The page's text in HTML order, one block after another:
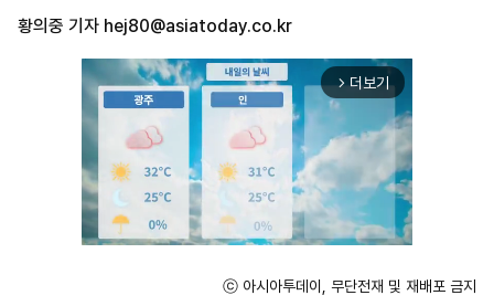
황의중 기자 hej80@asiatoday.co.kr
arrow_forward_ios 더보기
ⓒ 아시아투데이, 무단전재 및 재배포 금지